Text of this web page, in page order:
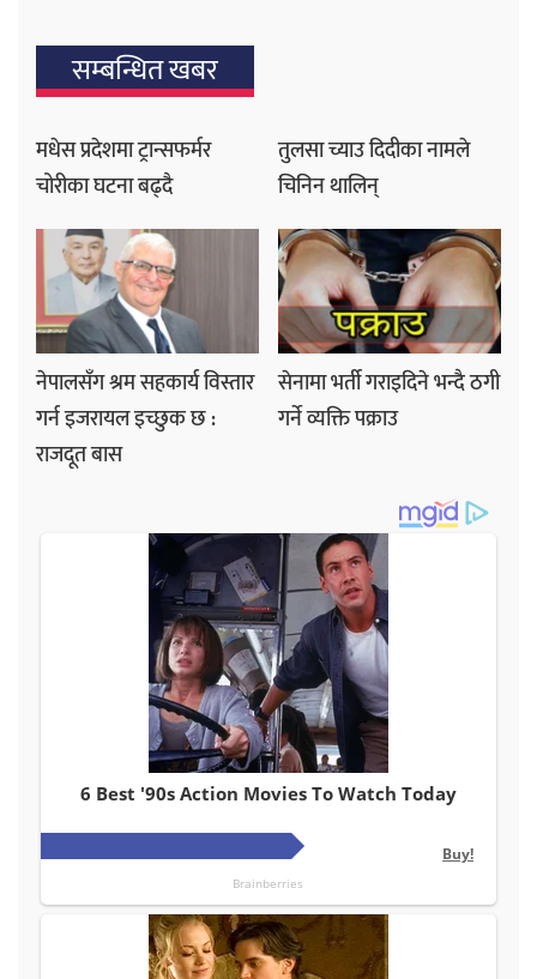
सम्बन्धित खबर
मधेस प्रदेशमा ट्रान्सफर्मर
चोरीका घटना बढ्दै
तुलसा च्याउ दिदीका नामले
चिनिन थालिन्
नेपालसँग श्रम सहकार्य विस्तार
गर्न इजरायल इच्छुक छ :
राजदूत बास
सेनामा भर्ती गराइदिने भन्दै ठगी
गर्ने व्यक्ति पक्राउ